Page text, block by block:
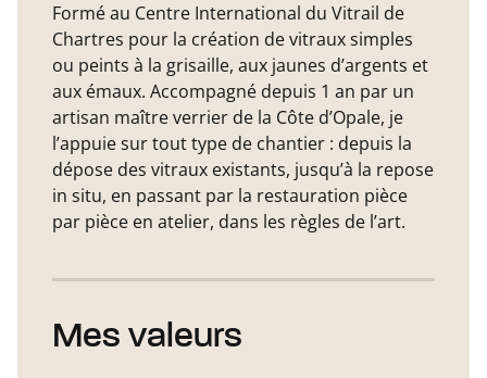
Formé au Centre International du Vitrail de
Chartres pour la création de vitraux simples
ou peints à la grisaille, aux jaunes d’argents et
aux émaux. Accompagné depuis 1 an par un
artisan maître verrier de la Côte d’Opale, je
l’appuie sur tout type de chantier : depuis la
dépose des vitraux existants, jusqu’à la repose
in situ, en passant par la restauration pièce
par pièce en atelier, dans les règles de l’art.
Mes valeurs